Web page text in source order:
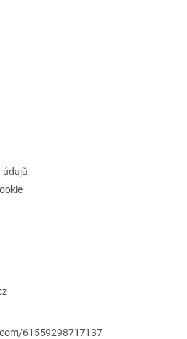
u
údajů
61559298717137